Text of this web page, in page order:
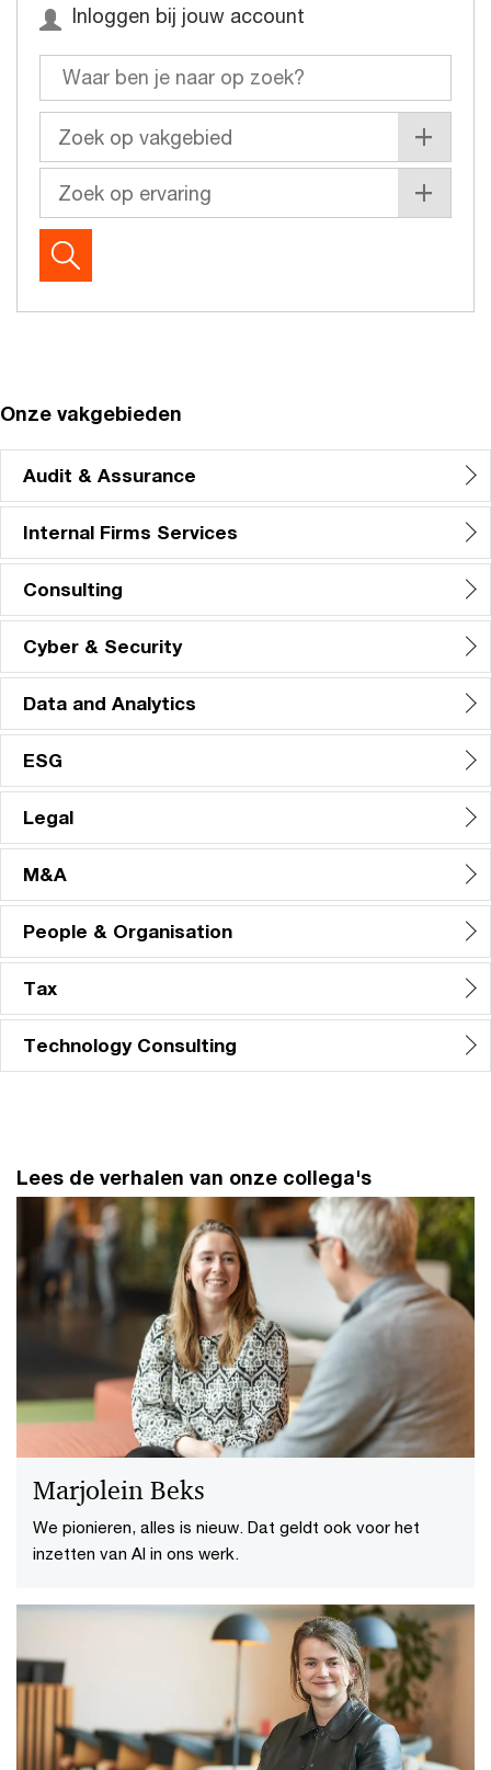
Inloggen bij jouw account
+
Zoek op vakgebied
Consulting
Data & Analytics
Legal Services
Internal Firm Services
Technology Consulting
ESG (Environmental, Social & Governance)
+
Zoek op ervaring
Internship
Onze vakgebieden
Audit & Assurance
Internal Firms Services
Consulting
Cyber & Security
Data and Analytics
ESG
Legal
M&A
People & Organisation
Tax
Technology Consulting
Lees de verhalen van onze collega's
Marjolein Beks
We pionieren, alles is nieuw. Dat geldt ook voor het
inzetten van AI in ons werk.